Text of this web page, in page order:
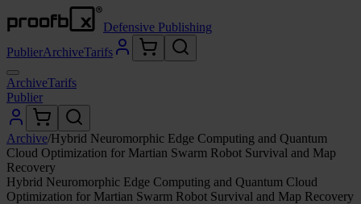
Defensive Publishing
PublierArchiveTarifs
ArchiveTarifs
Publier
Archive/Hybrid Neuromorphic Edge Computing and Quantum
Cloud Optimization for Martian Swarm Robot Survival and Map
Recovery
Hybrid Neuromorphic Edge Computing and Quantum Cloud
Optimization for Martian Swarm Robot Survival and Map Recovery